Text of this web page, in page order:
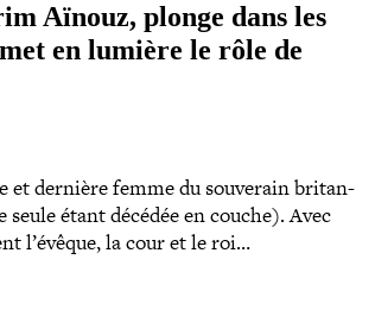
Aïnouz, plonge dans les
en lumière le rôle de
et dernière femme du souverain bri­tan­
seule étant décédée en couche).Avec
l’évêque, la cour et le roi…